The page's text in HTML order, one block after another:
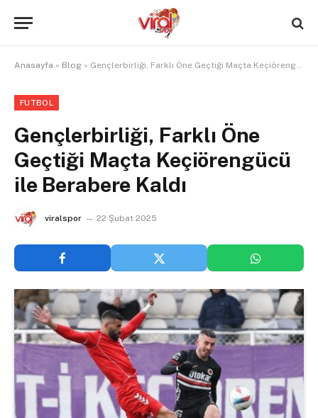
Anasayfa » Blog » Gençlerbirliği, Farklı Öne Geçtiği Maçta Keçiörengücü ile Berabere Kaldı
FUTBOL
Gençlerbirliği, Farklı Öne
Geçtiği Maçta Keçiörengücü
ile Berabere Kaldı
viralspor 22 Şubat 2025